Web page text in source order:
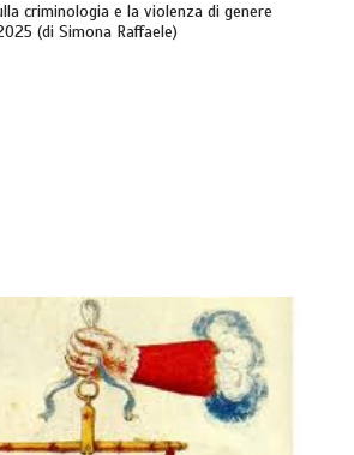
criminologia e la violenza di genere
(di Simona Raffaele)